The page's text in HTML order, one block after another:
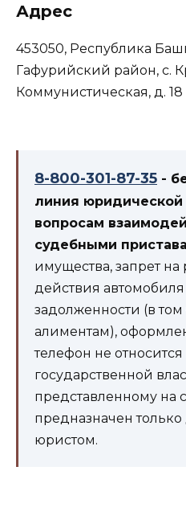
Адрес
453050, Республика
Гафурийский район, с.
Коммунистическая, д. 18
8-800-301-87-35 -
линия
вопросам
судебными
имущества, запрет
действия
задолженности (в
алиментам),
телефон не относится
государственной
представленному на
предназначен
юристом.